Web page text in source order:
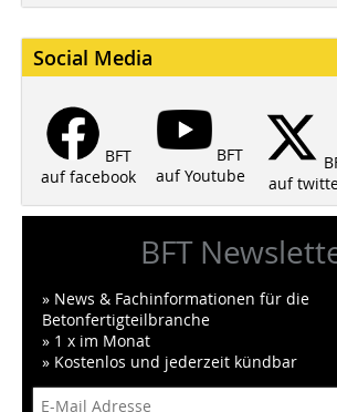
Social Media
BFT
auf facebook
BFT
auf Youtube
auf
BFT
» News & Fachinformationen für die
Betonfertigteilbranche
» 1 x im Monat
» Kostenlos und jederzeit kündbar